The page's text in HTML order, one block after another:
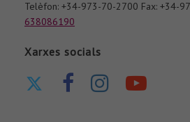
Telèfon: +34-973-70-2700 Fax: +34-
638086190
Xarxes socials